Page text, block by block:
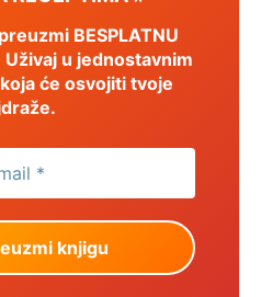
BESPLATNU
u jednostavnim
će osvojiti tvoje